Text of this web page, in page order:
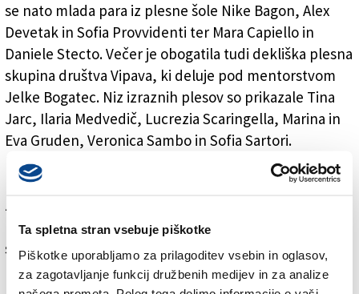
Ta spletna stran vsebuje piškotke
Piškotke uporabljamo za prilagoditev vsebin in oglasov,
za zagotavljanje funkcij družbenih medijev in za analize
se nato mlada para iz plesne šole Nike Bagon, Alex
Devetak in Sofia Provvidenti ter Mara Capiello in
Daniele Stecto. Večer je obogatila tudi dekliška plesna
skupina društva Vipava, ki deluje pod mentorstvom
Jelke Bogatec. Niz izraznih plesov so prikazale Tina
Jarc, Ilaria Medvedič, Lucrezia Scaringella, Marina in
Eva Gruden, Veronica Sambo in Sofia Sartori.
Predstavili so se še vokalna skupina Danica z Vrha,
moški pevski zbor Skala iz Gabrij in mešani pevski
zbor Rupa-Peč, ki se jim posvečata pevovodkinji Jana
Drasič in Zulejka Devetak. V glavnem so nastopili s
spremljavo doberdobske godbe, kar je izzvenelo
mogočno. Učinek pa je bil še večji, ko so se v